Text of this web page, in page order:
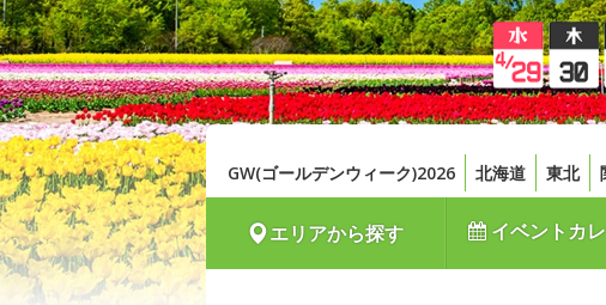
GW(ゴールデンウィーク)2026 北海道 東北
エリアから探す イベントカ